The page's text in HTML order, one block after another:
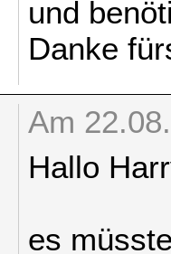
und
Danke
Am
Hallo
es